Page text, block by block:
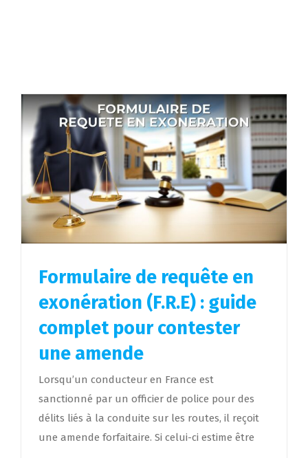
Formulaire de requête en
exonération (F.R.E) : guide
complet pour contester
une amende
Lorsqu’un conducteur en France est
sanctionné par un officier de police pour des
délits liés à la conduite sur les routes, il reçoit
une amende forfaitaire. Si celui-ci estime être